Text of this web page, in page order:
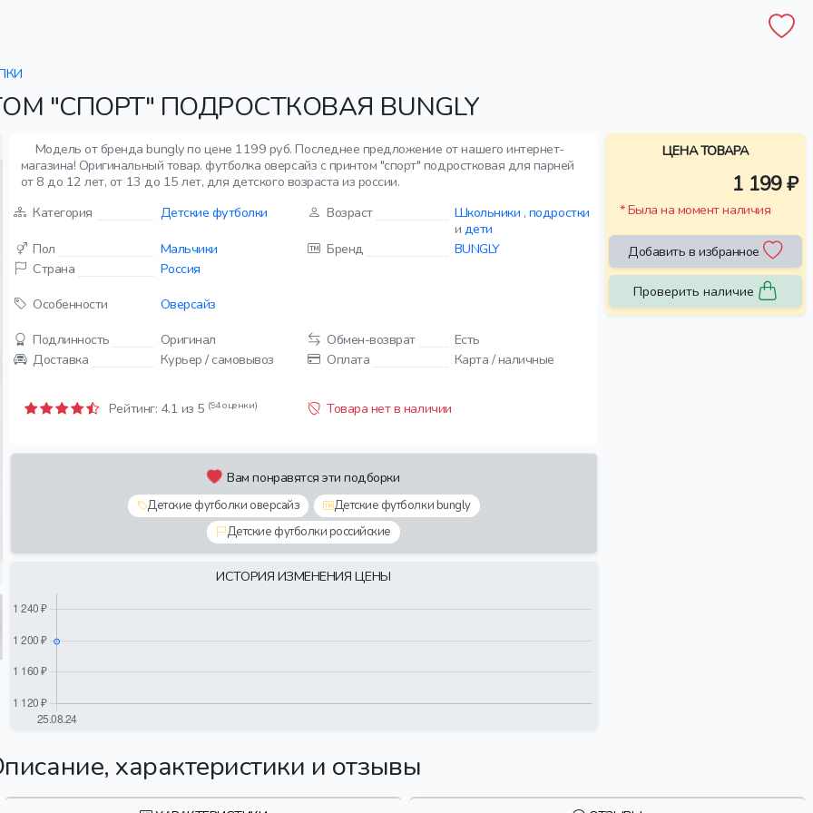
"СПОРТ" ПОДРОСТКОВАЯ BUNGLY
Модель от бренда bungly по цене 1199 руб. Последнее предложение от нашего интернет-
магазина! Оригинальный товар. футболка оверсайз с принтом "спорт" подростковая для парней
от 8 до 12 лет, от 13 до 15 лет, для детского возраста из россии.
Категория
Детские футболки Возраст Школьники , подростки
и дети
Пол
Мальчики Бренд
BUNGLY
Страна
Россия
Особенности
Оверсайз
Подлинность
Оригинал Обмен-возврат
Есть
Доставка
Курьер / самовывоз Оплата Карта / наличные
Рейтинг: 4.1 из 5 (94 оценки) Товара нет в наличии
Вам понравятся эти подборки
Детские футболки оверсайз
Детские футболки bungly
Детские футболки российские
ИСТОРИЯ ИЗМЕНЕНИЯ ЦЕНЫ
ЦЕНА ТОВАРА
1 199 ₽
* Была на момент наличия
Добавить в избранное
Проверить наличие
характеристики и отзывы